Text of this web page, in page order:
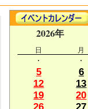
2026年
日
月
・
・
5
6
12
13
19
20